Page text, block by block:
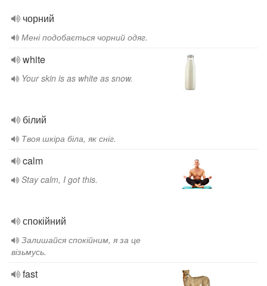
чорний
Мені подобається чорний одяг.
white
Your skin is as white as snow.
білий
Твоя шкіра біла, як сніг.
calm
Stay calm, I got this.
спокійний
Залишайся спокійним, я за це
візьмусь.
fast